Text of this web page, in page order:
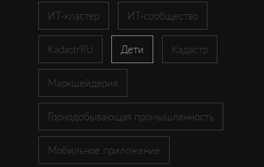
ИТ-кластер ИТ-сообщество
KadastrRU Дети Кадастр
Маркшейдерия
Горнодобывающая промышленность
Мобильное приложение